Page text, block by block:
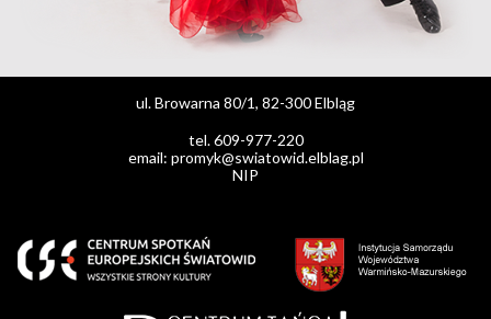
ul. Browarna 80/1, 82-300 Elbląg
tel. 609-977-220
email: promyk@swiatowid.elblag.pl
NIP